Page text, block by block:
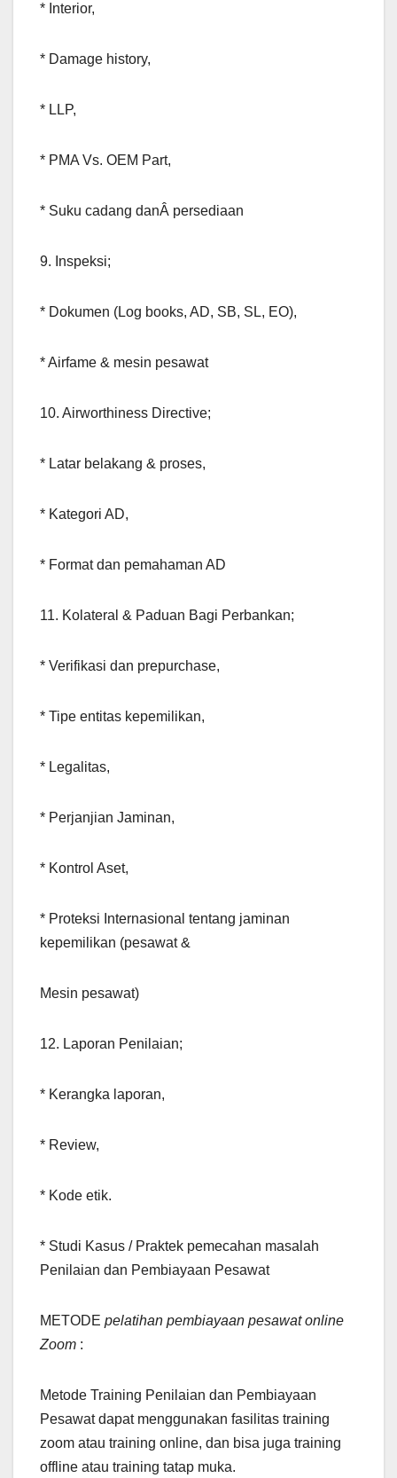
* Interior,
* Damage history,
* LLP,
* PMA Vs. OEM Part,
* Suku cadang danÂ persediaan
9. Inspeksi;
* Dokumen (Log books, AD, SB, SL, EO),
* Airfame & mesin pesawat
10. Airworthiness Directive;
* Latar belakang & proses,
* Kategori AD,
* Format dan pemahaman AD
11. Kolateral & Paduan Bagi Perbankan;
* Verifikasi dan prepurchase,
* Tipe entitas kepemilikan,
* Legalitas,
* Perjanjian Jaminan,
* Kontrol Aset,
* Proteksi Internasional tentang jaminan
kepemilikan (pesawat &
Mesin pesawat)
12. Laporan Penilaian;
* Kerangka laporan,
* Review,
* Kode etik.
* Studi Kasus / Praktek pemecahan masalah
Penilaian dan Pembiayaan Pesawat
METODE pelatihan pembiayaan pesawat online
Zoom :
Metode Training Penilaian dan Pembiayaan
Pesawat dapat menggunakan fasilitas training
zoom atau training online, dan bisa juga training
offline atau training tatap muka.